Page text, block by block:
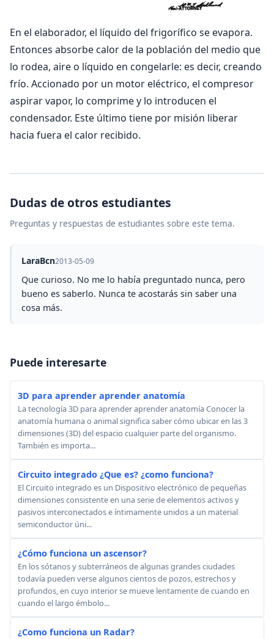
En el elaborador, el líquido del frigorífico se evapora.
Entonces absorbe calor de la población del medio que
lo rodea, aire o líquido en congelarle: es decir, creando
frío. Accionado por un motor eléctrico, el compresor
aspirar vapor, lo comprime y lo introducen el
condensador. Este último tiene por misión liberar
hacia fuera el calor recibido.
Dudas de otros estudiantes
Preguntas y respuestas de estudiantes sobre este tema.
LaraBcn2013-05-09
Que curioso. No me lo había preguntado nunca, pero
bueno es saberlo. Nunca te acostarás sin saber una
cosa más.
Puede interesarte
3D para aprender aprender anatomía
La tecnología 3D para aprender aprender anatomía Conocer la
anatomía humana o animal significa saber cómo ubicar en las 3
dimensiones (3D) del espacio cualquier parte del organismo.
También es importa...
Circuito integrado ¿Que es? ¿como funciona?
El Circuito integrado es un Dispositivo electrónico de pequeñas
dimensiones consistente en una serie de elementos activos y
pasivos interconectados e íntimamente unidos a un material
semiconductor úni...
¿Cómo funciona un ascensor?
En los sótanos y subterráneos de algunas grandes ciudades
todavía pueden verse algunos cientos de pozos, estrechos y
profundos, en cuyo interior se mueve lentamente de cuando en
cuando el largo émbolo...
¿Como funciona un Radar?